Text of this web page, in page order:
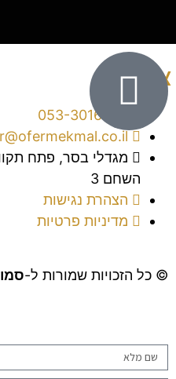
צור קשר
053-3016038⁩
השחם 3
הצהרת נגישות
מדיניות פרטיות
© כל הזכויות שמורות ל-